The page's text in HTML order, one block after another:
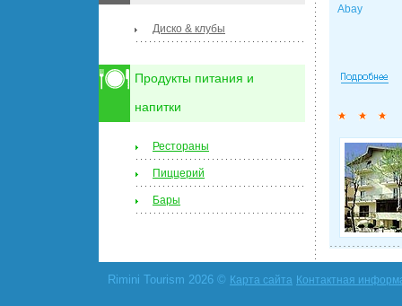
Abay
Диско & клубы
Продукты питания и
напитки
Рестораны
Пиццерий
Бары
Rimini Tourism 2026 © Карта сайта Контактная